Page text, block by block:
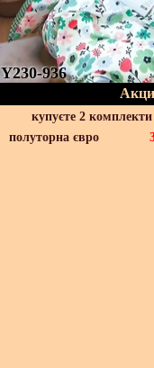
Y230-936
купуєте 2
полуторна євро